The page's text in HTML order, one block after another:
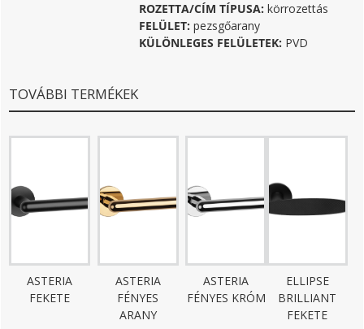
ROZETTA/CÍM TÍPUSA: körrozettás
FELÜLET: pezsgőarany
KÜLÖNLEGES FELÜLETEK: PVD
TOVÁBBI TERMÉKEK
ASTERIA
FEKETE
ASTERIA
FÉNYES
ARANY
ASTERIA
FÉNYES KRÓM
ELLIPSE
BRILLIANT
FEKETE